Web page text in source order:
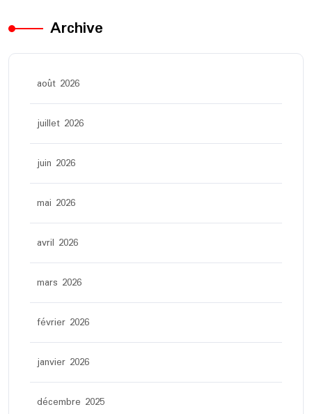
Archive
août 2026
juillet 2026
juin 2026
mai 2026
avril 2026
mars 2026
février 2026
janvier 2026
décembre 2025